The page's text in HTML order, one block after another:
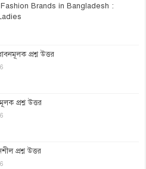
Brands in Bangladesh :
প্রশ্ন উত্তর
প্রশ্ন উত্তর
প্রশ্ন উত্তর